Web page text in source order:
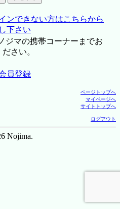
ンできない方はこちらから
下さい
ジマの携帯コーナーまでお
さい。
員登録
ページトップへ
マイページへ
サイトトップへ
ログアウト
Nojima.